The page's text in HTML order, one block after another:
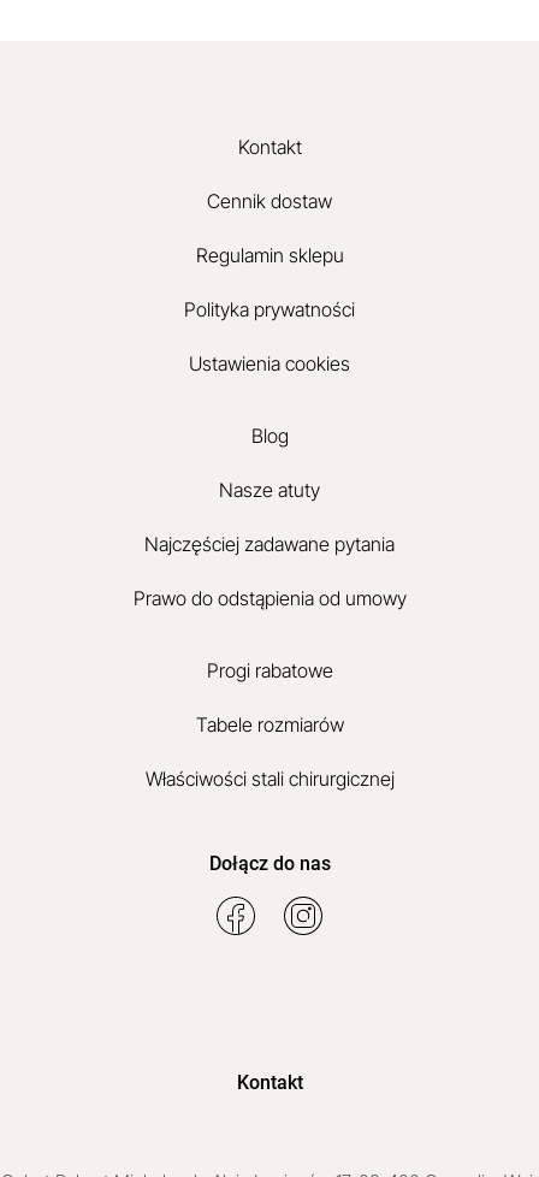
Kontakt
Cennik dostaw
Regulamin sklepu
Polityka prywatności
Ustawienia cookies
Blog
Nasze atuty
Najczęściej zadawane pytania
Prawo do odstąpienia od umowy
Progi rabatowe
Tabele rozmiarów
Właściwości stali chirurgicznej
Dołącz do nas
Kontakt